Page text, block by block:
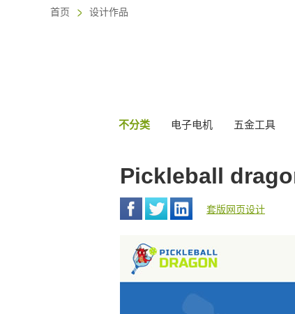
首页 设计作品
不分类 电子电机 五金工具
Pickleball
套版网页设计